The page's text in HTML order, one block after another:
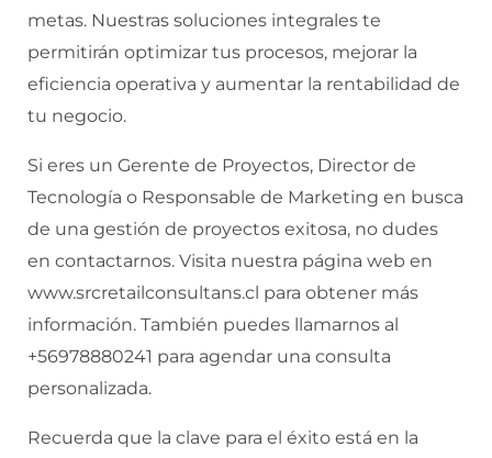
metas. Nuestras soluciones integrales te
permitirán optimizar tus procesos, mejorar la
eficiencia operativa y aumentar la rentabilidad de
tu negocio.
Si eres un Gerente de Proyectos, Director de
Tecnología o Responsable de Marketing en busca
de una gestión de proyectos exitosa, no dudes
en contactarnos. Visita nuestra página web en
www.srcretailconsultans.cl para obtener más
información. También puedes llamarnos al
+56978880241 para agendar una consulta
personalizada.
Recuerda que la clave para el éxito está en la